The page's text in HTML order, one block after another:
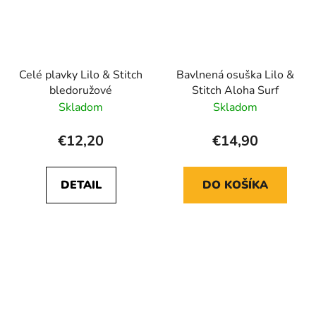
Celé plavky Lilo & Stitch
bledoružové
Skladom
€12,20
DETAIL
Bavlnená osuška Lilo &
Stitch Aloha Surf
Skladom
€14,90
DO KOŠÍKA